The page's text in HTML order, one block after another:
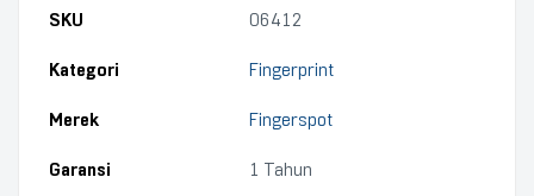
SKU 06412
Kategori Fingerprint
Merek Fingerspot
Garansi 1 Tahun